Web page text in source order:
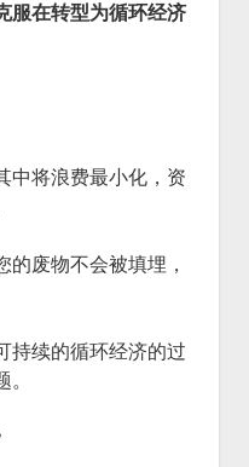
menu
服在转型为循环经济
中将浪费最小化，资
废物不会被填埋，
持续的循环经济的过